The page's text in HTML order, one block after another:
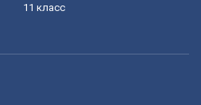
11 класс